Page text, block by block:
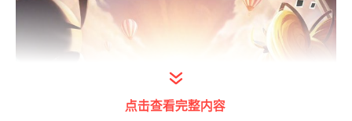
点击查看完整内容